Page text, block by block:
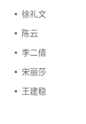
徐礼文
陈云
李二倩
宋丽莎
王建稳